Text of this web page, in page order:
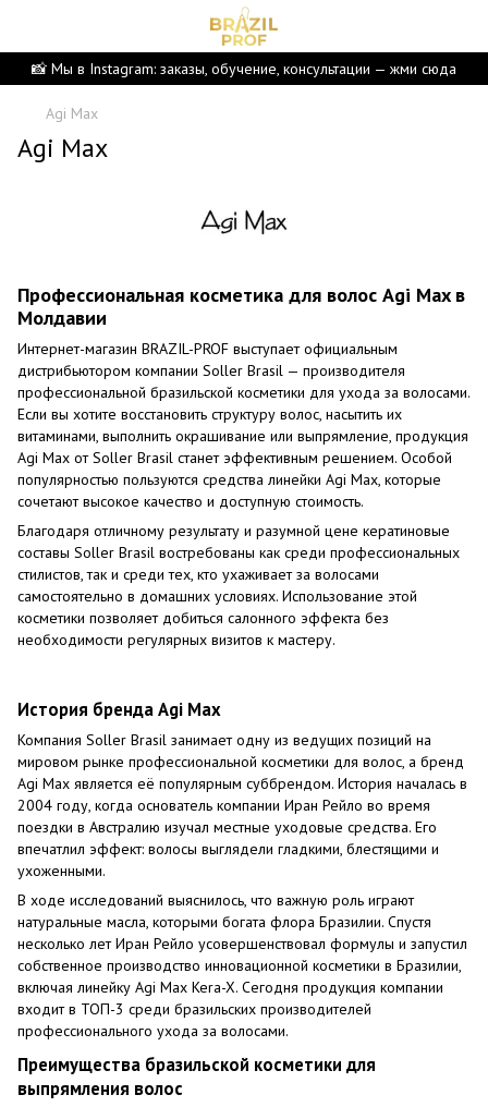
📸 Мы в Instagram: заказы, обучение, консультации — жми сюда
Agi Max
Agi Max
Профессиональная косметика для волос Agi Max в
Молдавии
Интернет-магазин BRAZIL-PROF выступает официальным
дистрибьютором компании Soller Brasil — производителя
профессиональной бразильской косметики для ухода за волосами.
Если вы хотите восстановить структуру волос, насытить их
витаминами, выполнить окрашивание или выпрямление, продукция
Agi Max от Soller Brasil станет эффективным решением. Особой
популярностью пользуются средства линейки Agi Max, которые
сочетают высокое качество и доступную стоимость.
Благодаря отличному результату и разумной цене кератиновые
составы Soller Brasil востребованы как среди профессиональных
стилистов, так и среди тех, кто ухаживает за волосами
самостоятельно в домашних условиях. Использование этой
косметики позволяет добиться салонного эффекта без
необходимости регулярных визитов к мастеру.
История бренда Agi Max
Компания Soller Brasil занимает одну из ведущих позиций на
мировом рынке профессиональной косметики для волос, а бренд
Agi Max является её популярным суббрендом. История началась в
2004 году, когда основатель компании Иран Рейло во время
поездки в Австралию изучал местные уходовые средства. Его
впечатлил эффект: волосы выглядели гладкими, блестящими и
ухоженными.
В ходе исследований выяснилось, что важную роль играют
натуральные масла, которыми богата флора Бразилии. Спустя
несколько лет Иран Рейло усовершенствовал формулы и запустил
собственное производство инновационной косметики в Бразилии,
включая линейку Agi Max Kera-X. Сегодня продукция компании
входит в ТОП-3 среди бразильских производителей
профессионального ухода за волосами.
Преимущества бразильской косметики для
выпрямления волос